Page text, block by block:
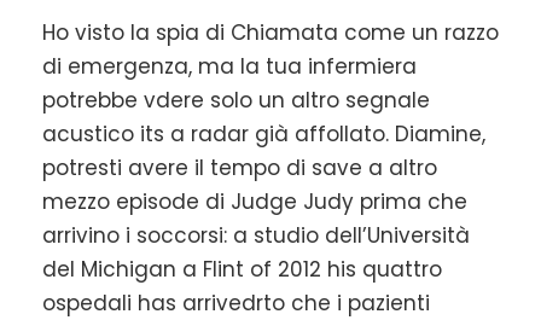
Ho visto la spia di Chiamata come un razzo
di emergenza, ma la tua infermiera
potrebbe vdere solo un altro segnale
acustico its a radar già affollato. Diamine,
potresti avere il tempo di save a altro
mezzo episode di Judge Judy prima che
arrivino i soccorsi: a studio dell’Università
del Michigan a Flint of 2012 his quattro
ospedali has arrivedrto che i pazienti